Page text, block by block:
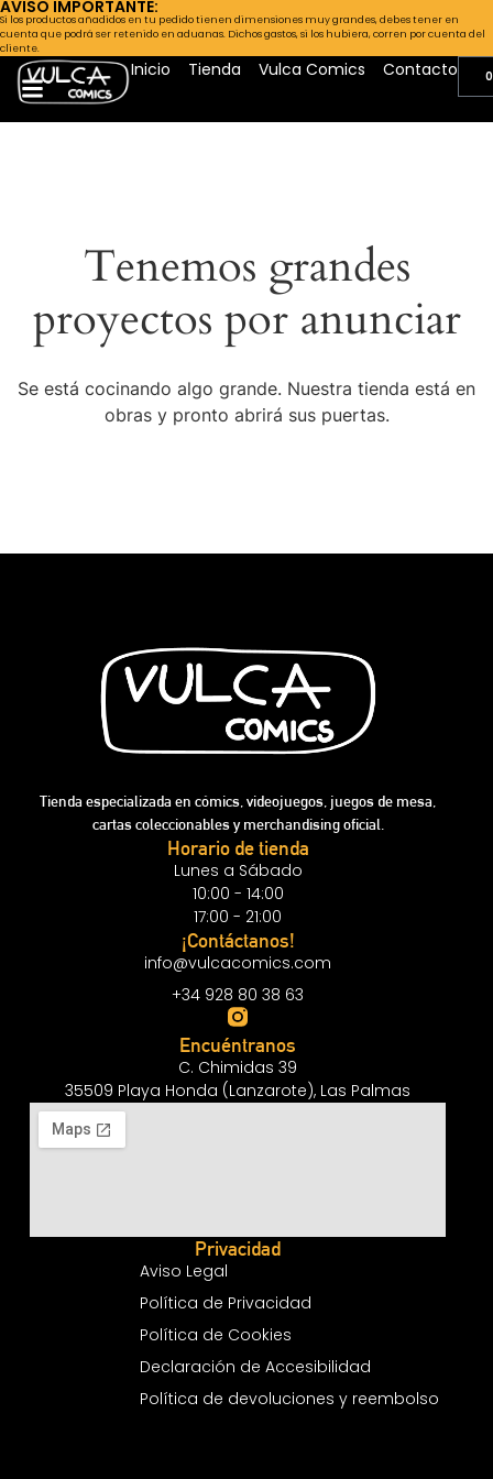
AVISO IMPORTANTE:
Si los productos añadidos en tu pedido tienen dimensiones muy grandes, debes tener en
cuenta que podrá ser retenido en aduanas. Dichos gastos, si los hubiera, corren por cuenta del
cliente.
Inicio Tienda Vulca Comics Contacto
Tenemos grandes
proyectos por anunciar
Se está cocinando algo grande. Nuestra tienda está en
obras y pronto abrirá sus puertas.
Tienda especializada en cómics, videojuegos, juegos de mesa,
cartas coleccionables y merchandising oficial.
Horario de tienda
Lunes a Sábado
10:00 - 14:00
17:00 - 21:00
¡Contáctanos!
info@vulcacomics.com
+34 928 80 38 63
Encuéntranos
C. Chimidas 39
35509 Playa Honda (Lanzarote), Las Palmas
Privacidad
Aviso Legal
Política de Privacidad
Política de Cookies
Declaración de Accesibilidad
Política de devoluciones y reembolso